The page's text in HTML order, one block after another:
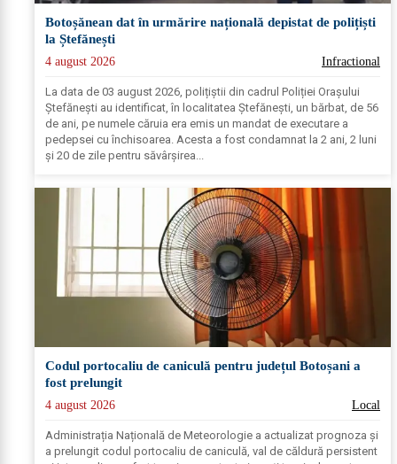
Botoșănean dat în urmărire națională depistat de polițiști
la Ștefănești
4 august 2026 Infractional
La data de 03 august 2026, polițiștii din cadrul Poliției Orașului
Ștefănești au identificat, în localitatea Ștefănești, un bărbat, de 56
de ani, pe numele căruia era emis un mandat de executare a
pedepsei cu închisoarea. Acesta a fost condamnat la 2 ani, 2 luni
și 20 de zile pentru săvârșirea...
Codul portocaliu de caniculă pentru județul Botoșani a
fost prelungit
4 august 2026 Local
Administrația Națională de Meteorologie a actualizat prognoza și
a prelungit codul portocaliu de caniculă, val de căldură persistent